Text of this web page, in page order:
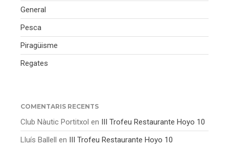
General
Pesca
Piragüisme
Regates
COMENTARIS RECENTS
Club Nàutic Portitxol en III Trofeu Restaurante Hoyo 10
Lluís Ballell en III Trofeu Restaurante Hoyo 10